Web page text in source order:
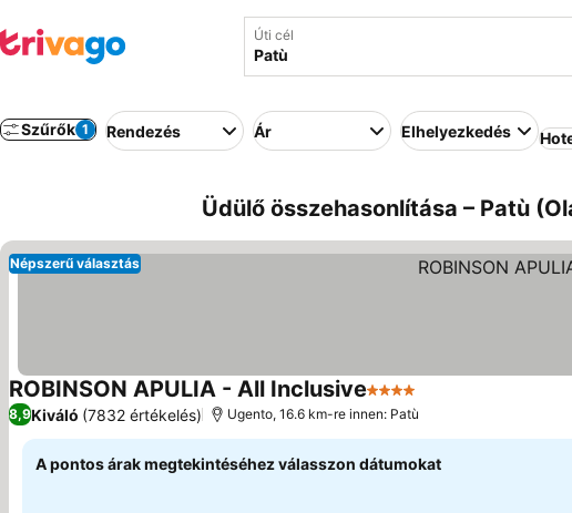
Úti cél
Szűrők 1 Rendezés Ár Elhelyezkedés
Üdülő összehasonlítása – Patù
Népszerű választás
ROBINSON APULIA - All Inclusive4 Kategória
8,9Kiváló (7832 értékelés) Ugento, 16.6 km-re innen: Patù
A pontos árak megtekintéséhez válasszon dátumokat